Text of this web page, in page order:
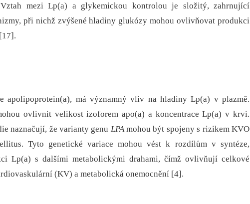
mezi Lp(a) a glykemickou kontrolou je složitý, zahrnující
při nichž zvýšené hladiny glukózy mohou ovlivňovat produkci
apolipoprotein(a), má významný vliv na hladiny Lp(a) v plazmě.
ovlivnit velikost izoforem apo(a) a koncentrace Lp(a) v krvi.
naznačují, že varianty genu LPAmohou být spojeny s rizikem KVO
Tyto genetické variace mohou vést k rozdílům v syntéze,
Lp(a) s dalšími metabolickými drahami, čímž ovlivňují celkové
(KV) a metabolická onemocnění [4].